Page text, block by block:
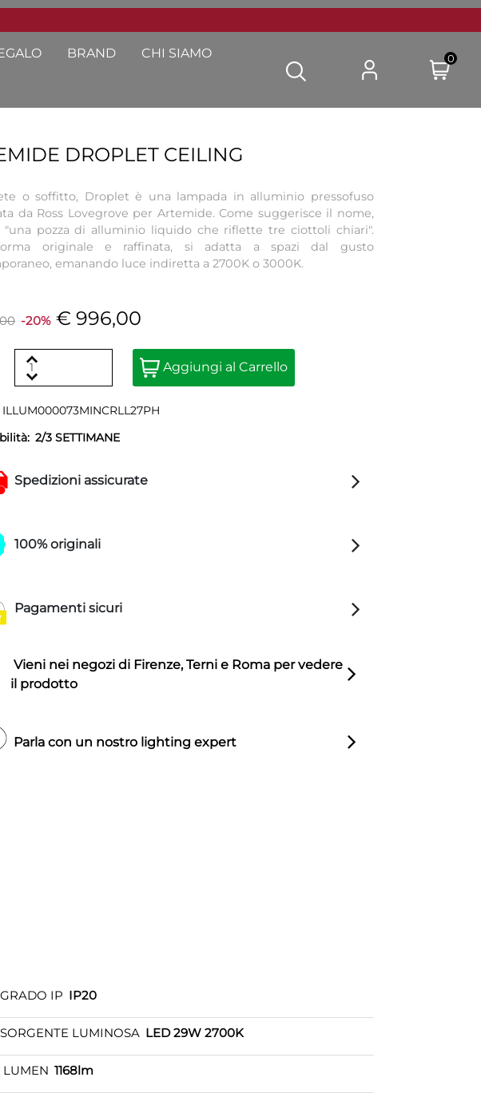
BRAND CHI SIAMO 0
DROPLET CEILING
o soffitto, Droplet è una lampada in alluminio pressofuso
da Ross Lovegrove per Artemide. Come suggerisce il nome,
"una pozza di alluminio liquido che riflette tre ciottoli chiari".
originale e raffinata, si adatta a spazi dal gusto
emanando luce indiretta a 2700K o 3000K.
-20% € 996,00
Quantità
Aggiungi al Carrello
ILLUM000073MINCRLL27PH
2/3 SETTIMANE
Spedizioni assicurate
100% originali
Pagamenti sicuri
Vieni nei negozi di Firenze, Terni e Roma per vedere
il prodotto
Parla con un nostro lighting expert
GRADO IP IP20
SORGENTE LUMINOSA LED 29W 2700K
LUMEN 1168lm